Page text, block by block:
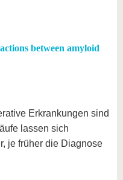
between amyloid
Erkrankungen sind
lassen sich
je früher die Diagnose